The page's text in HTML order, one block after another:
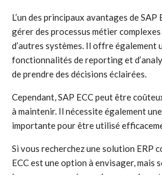
L’un des principaux avantages de SAP
gérer des processus métier
d’autres systèmes. Il offre également
fonctionnalités de reporting et
de prendre des décisions éclairées.
Cependant, SAP ECC peut être
à maintenir. Il nécessite également
importante pour être utilisé
Si vous recherchez une solution ERP
ECC est une option à envisager, mais